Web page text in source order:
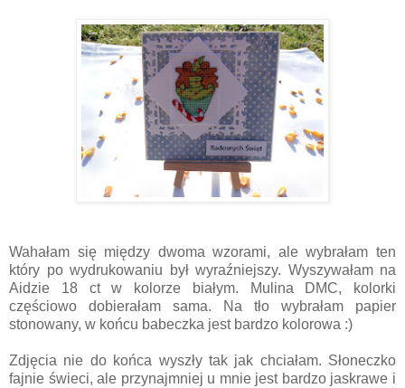
Wahałam się między dwoma wzorami, ale wybrałam ten
który po wydrukowaniu był wyraźniejszy. Wyszywałam na
Aidzie 18 ct w kolorze białym. Mulina DMC, kolorki
częściowo dobierałam sama. Na tło wybrałam papier
stonowany, w końcu babeczka jest bardzo kolorowa :)
Zdjęcia nie do końca wyszły tak jak chciałam. Słoneczko
fajnie świeci, ale przynajmniej u mnie jest bardzo jaskrawe i